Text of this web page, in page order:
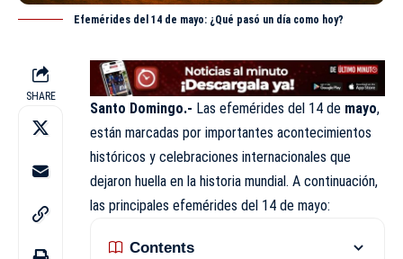
Efemérides del 14 de mayo: ¿Qué pasó un día como hoy?
SHARE
Santo Domingo.- Las efemérides del 14 de mayo,
están marcadas por importantes acontecimientos
históricos y celebraciones internacionales que
dejaron huella en la historia mundial. A continuación,
las principales efemérides del 14 de mayo:
Contents